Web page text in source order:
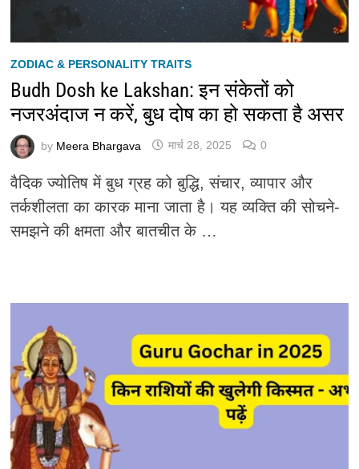
ZODIAC & PERSONALITY TRAITS
Budh Dosh ke Lakshan: इन संकेतों को
नजरअंदाज न करें, बुध दोष का हो सकता है असर
by Meera Bhargava मार्च 28, 2025 0
वैदिक ज्योतिष में बुध ग्रह को बुद्धि, संचार, व्यापार और
तर्कशीलता का कारक माना जाता है। यह व्यक्ति की सोचने-
समझने की क्षमता और बातचीत के …